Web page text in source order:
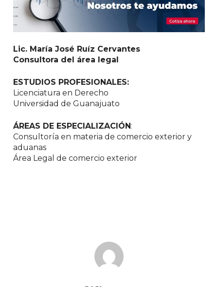
Lic. María José Ruíz Cervantes
Consultora del área legal
ESTUDIOS PROFESIONALES:
Licenciatura en Derecho
Universidad de Guanajuato
ÁREAS DE ESPECIALIZACIÓN:
Consultoría en materia de comercio exterior y
aduanas
Área Legal de comercio exterior